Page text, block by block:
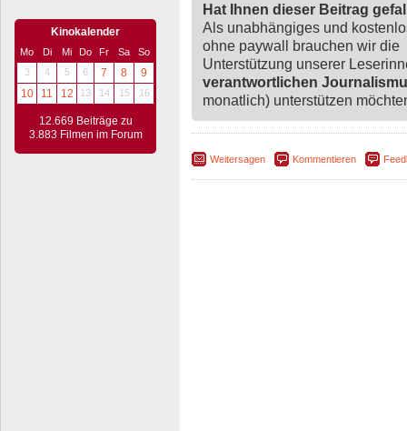
Kinokalender
Mo Di Mi Do Fr Sa
So
3
4 5 6 7 8
9
10
11 12 13 14 15 16
12.669 Beiträge zu
3.883 Filmen im Forum
Hat Ihnen dieser Beitrag
Als unabhängiges und
ohne paywall brauchen wir die
Unterstützung unserer
verantwortlichen
monatlich) unterstützen
Weitersagen Kommentieren